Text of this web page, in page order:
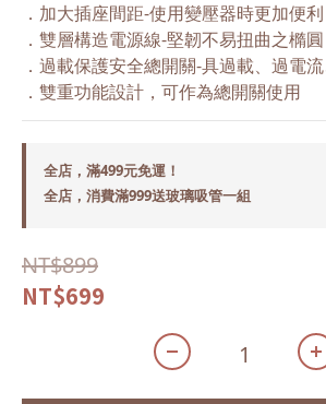
．加大插座間距-使用變壓器時更加便利
．雙層構造電源線-堅韌不易扭曲之橢
．過載保護安全總開關-具過載、過電
．雙重功能設計，可作為總開關使用
全店，滿499元免運！
全店，消費滿999送玻璃吸管一組
NT$899
NT$699